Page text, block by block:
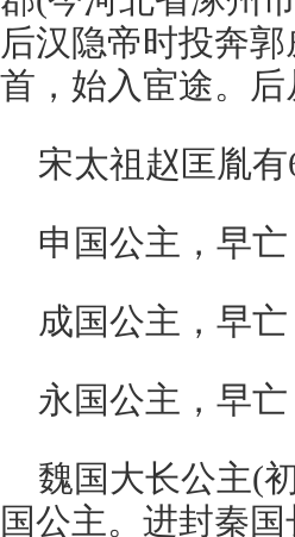
后汉隐帝时投奔
首，始入宦途。
宋太祖赵匡胤有
申国公主，早亡
成国公主，早亡
永国公主，早亡
魏国大长公主(
国公主。进封秦